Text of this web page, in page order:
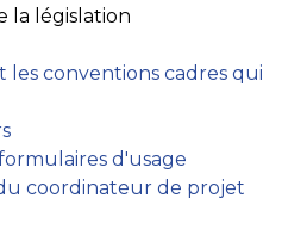
la législation
conventions cadres qui
d'usage
coordinateur de projet